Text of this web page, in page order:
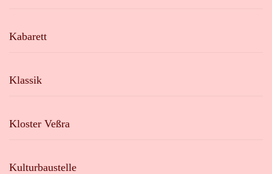
Kabarett
Klassik
Kloster Veßra
Kulturbaustelle